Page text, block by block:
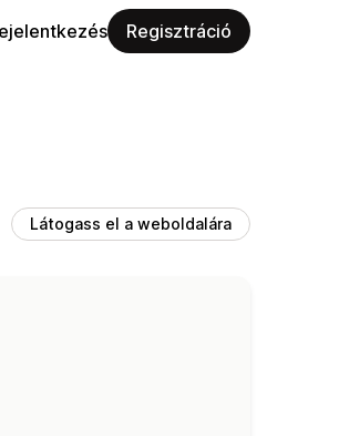
Regisztráció
Látogass el a weboldalára